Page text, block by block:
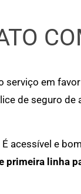
em
de seguro
acessível e
primeira linha